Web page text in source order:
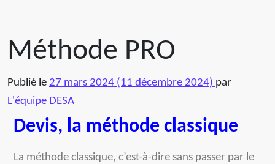
Méthode PRO
Publié le 27 mars 2024 (11 décembre 2024) par
L'équipe DESA
Devis, la méthode classique
La méthode classique, c’est-à-dire sans passer par le